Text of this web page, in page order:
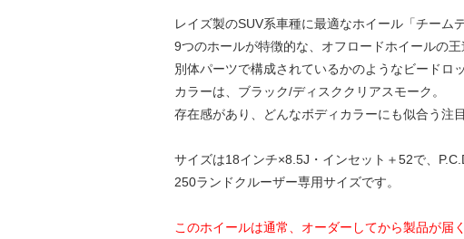
レイズ製のSUV系車種に最適なホイール「チーム
9つのホールが特徴的な、オフロードホイールの
別体パーツで構成されているかのようなビードロ
カラーは、ブラック/ディスククリアスモーク。
存在感があり、どんなボディカラーにも似合う注
サイズは18インチ×8.5J・インセット＋52で、
250ランドクルーザー専用サイズです。
このホイールは通常、オーダーしてから製品が届